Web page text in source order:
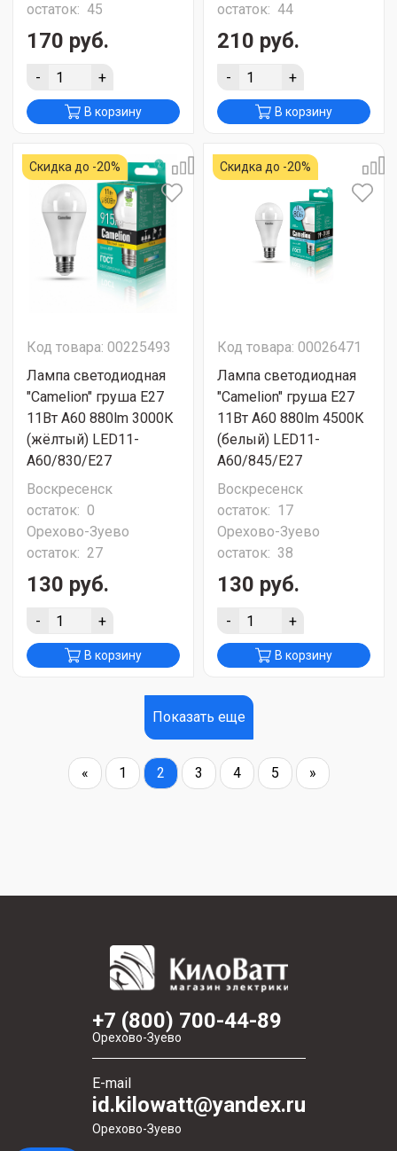
остаток: 45
170 руб.
- +
В корзину
остаток: 44
210 руб.
- +
В корзину
Скидка до -20%
Код товара: 00225493
Лампа светодиодная
"Camelion" груша Е27
11Вт A60 880lm 3000К
(жёлтый) LED11-
А60/830/E27
Воскресенск
остаток: 0
Орехово-Зуево
остаток: 27
130 руб.
- +
В корзину
Скидка до -20%
Код товара: 00026471
Лампа светодиодная
"Camelion" груша Е27
11Вт A60 880lm 4500К
(белый) LED11-
А60/845/E27
Воскресенск
остаток: 17
Орехово-Зуево
остаток: 38
130 руб.
- +
В корзину
Показать еще
« 1 2 3 4 5 »
+7 (800) 700-44-89
Орехово-Зуево
E-mail
id.kilowatt@yandex.ru
Орехово-Зуево